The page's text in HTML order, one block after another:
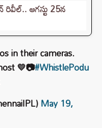
ఆగస్టు 25న
in their cameras.
💛📷#WhistlePodu
May 19,